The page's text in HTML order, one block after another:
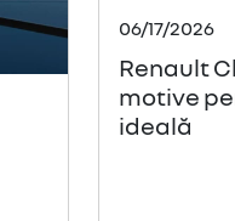
06/17/2026
Renault
motive
ideală